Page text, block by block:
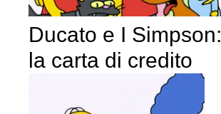
Ducato e I Simpson:
la carta di credito